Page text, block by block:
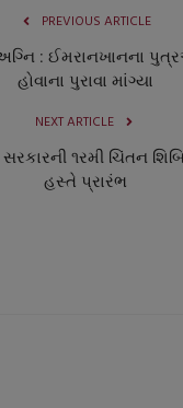
PREVIOUS ARTICLE
: ઈમરાનખાનના
હોવાના પુરાવા માંગ્યા
NEXT ARTICLE
૧રમી ચિંતન
હસ્તે પ્રારંભ